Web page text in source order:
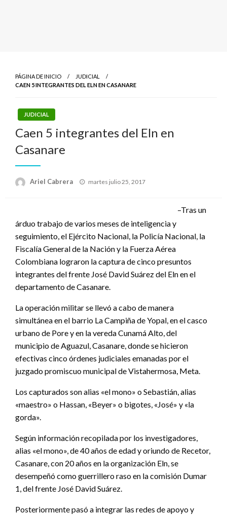
PÁGINA DE INICIO
JUDICIAL
CAEN 5 INTEGRANTES DEL ELN EN CASANARE
JUDICIAL
Caen 5 integrantes del Eln en
Casanare
Ariel Cabrera
Publicado
martes julio 25, 2017
–Tras un
árduo trabajo de varios meses de inteligencia y
seguimiento, el Ejército Nacional, la Policía Nacional, la
Fiscalía General de la Nación y la Fuerza Aérea
Colombiana lograron la captura de cinco presuntos
integrantes del frente José David Suárez del Eln en el
departamento de Casanare.
La operación militar se llevó a cabo de manera
simultánea en el barrio La Campiña de Yopal, en el casco
urbano de Pore y en la vereda Cunamá Alto, del
municipio de Aguazul, Casanare, donde se hicieron
efectivas cinco órdenes judiciales emanadas por el
juzgado promiscuo municipal de Vistahermosa, Meta.
Los capturados son alias «el mono» o Sebastián, alias
«maestro» o Hassan, «Beyer» o bigotes, «José» y «la
gorda».
Según información recopilada por los investigadores,
alias «el mono», de 40 años de edad y oriundo de Recetor,
Casanare, con 20 años en la organización Eln, se
desempeñó como guerrillero raso en la comisión Dumar
1, del frente José David Suárez.
Posteriormente pasó a integrar las redes de apoyo y